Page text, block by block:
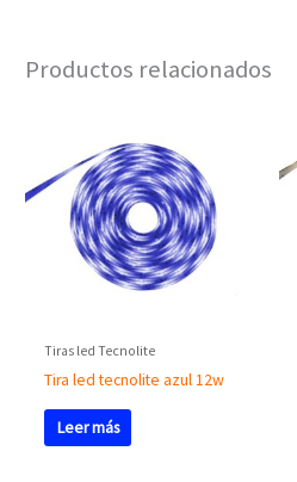
Productos relacionados
Tiras led Tecnolite
Tira led tecnolite azul 12w
Leer más